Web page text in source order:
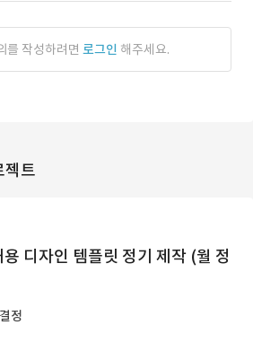
를 작성하려면 로그인 해주세요.
젝트
디자인 템플릿 정기 제작 (월 정
정